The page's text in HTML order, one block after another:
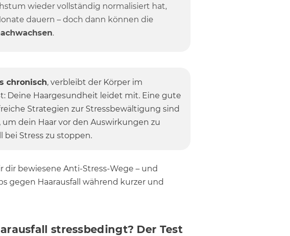
wieder vollständig normalisiert hat,
dauern – doch dann können die
.
chronisch, verbleibt der Körper im
Deine Haargesundheit leidet mit. Eine gute
Strategien zur Stressbewältigung sind
dein Haar vor den Auswirkungen zu
bei Stress zu stoppen.
dir bewiesene Anti-Stress-Wege – und
gegen Haarausfall während kurzer und
stressbedingt? Der Test